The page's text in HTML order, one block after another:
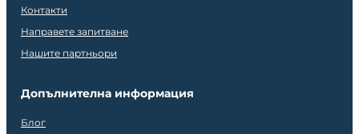
Контакти
Направете запитване
Нашите партньори
Допълнителна информация
Блог